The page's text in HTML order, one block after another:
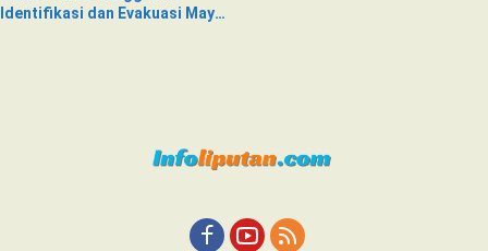
Identifikasi dan Evakuasi Mayat